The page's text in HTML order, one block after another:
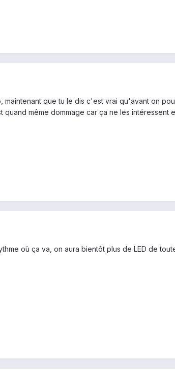
maintenant que tu le dis c'est vrai qu'avant on
quand même dommage car ça ne les
où ça va, on aura bientôt plus de LED de